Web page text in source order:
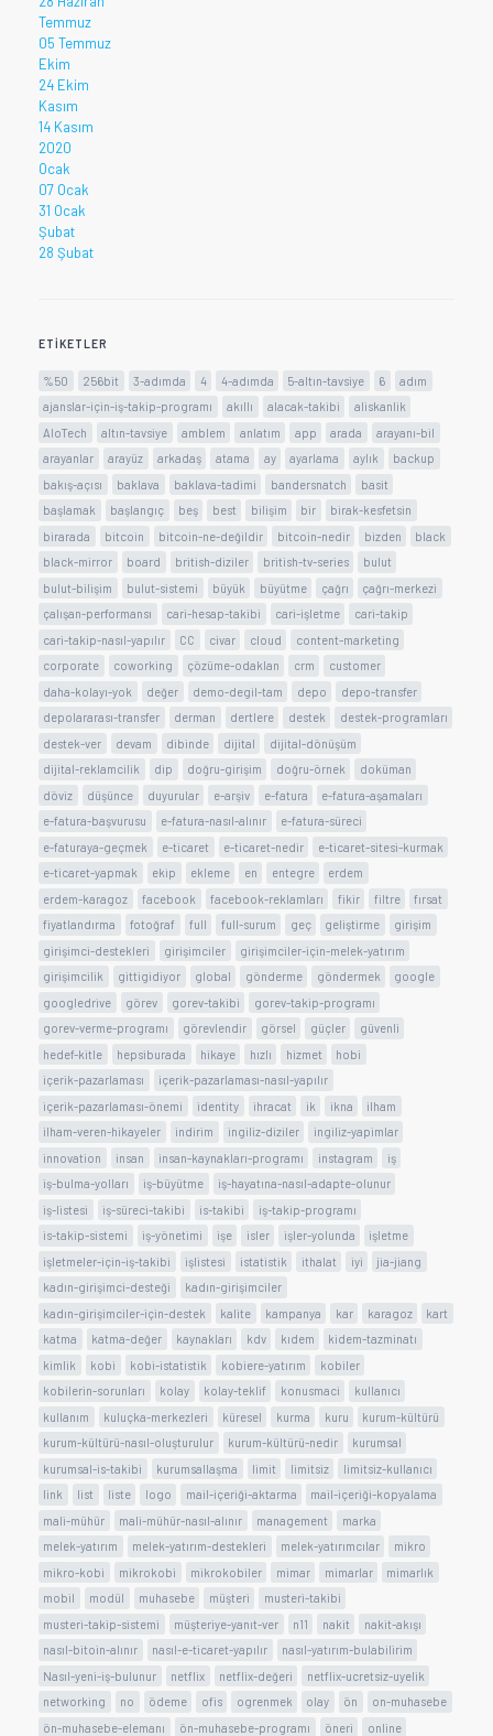
Temmuz
05 Temmuz
Ekim
24 Ekim
Kasım
14 Kasım
2020
Ocak
07 Ocak
31 Ocak
Şubat
28 Şubat
ETIKETLER
%50 256bit 3-adımda 4 4-adımda 5-altın-tavsiye 6
adım
ajanslar-için-iş-takip-programı
akıllı alacak-takibi
aliskanlik
AloTech
altın-tavsiye amblem anlatım app arada
arayanı-bil
arayanlar
arayüz arkadaş atama ay ayarlama aylık
backup
bakış-açısı
baklava baklava-tadimi bandersnatch
basit
başlamak
başlangıç beş best bilişim bir
birak-kesfetsin
birarada
bitcoin bitcoin-ne-değildir bitcoin-nedir bizden
black
black-mirror
board british-diziler british-tv-series
bulut
bulut-bilişim
bulut-sistemi büyük büyütme çağrı
çağrı-merkezi
çalışan-performansı
cari-hesap-takibi cari-işletme
cari-takip
cari-takip-nasıl-yapılır
CC civar cloud
content-marketing
corporate
coworking çözüme-odaklan crm
customer
daha-kolayı-yok
değer demo-degil-tam depo
depo-transfer
depolararası-transfer
derman dertlere destek
destek-programları
destek-ver
devam dibinde dijital
dijital-dönüşüm
dijital-reklamcilik
dip doğru-girişim doğru-örnek
doküman
döviz
düşünce duyurular e-arşiv e-fatura
e-fatura-aşamaları
e-fatura-başvurusu
e-fatura-nasıl-alınır
e-fatura-süreci
e-faturaya-geçmek
e-ticaret e-ticaret-nedir
e-ticaret-sitesi-kurmak
e-ticaret-yapmak
ekip ekleme en entegre
erdem
erdem-karagoz
facebook facebook-reklamları fikir filtre
fırsat
fiyatlandırma
fotoğraf full full-surum geç geliştirme
girişim
girişimci-destekleri
girişimciler
girişimciler-için-melek-yatırım
girişimcilik
gittigidiyor global gönderme göndermek
google
googledrive
görev gorev-takibi
gorev-takip-programı
gorev-verme-programı
görevlendir görsel güçler
güvenli
hedef-kitle
hepsiburada hikaye hızlı hizmet
hobi
içerik-pazarlaması
içerik-pazarlaması-nasıl-yapılır
içerik-pazarlaması-önemi
identity ihracat ik ikna
ilham
ilham-veren-hikayeler
indirim ingiliz-diziler
ingiliz-yapimlar
innovation
insan insan-kaynakları-programı instagram
iş
iş-bulma-yolları
iş-büyütme
iş-hayatına-nasıl-adapte-olunur
iş-listesi
iş-süreci-takibi is-takibi
iş-takip-programı
is-takip-sistemi
iş-yönetimi işe isler işler-yolunda
işletme
işletmeler-için-iş-takibi
işlistesi istatistik ithalat iyi
jia-jiang
kadın-girişimci-desteği
kadın-girişimciler
kadın-girişimciler-için-destek
kalite kampanya kar karagoz
kart
katma
katma-değer kaynakları kdv kıdem
kidem-tazminatı
kimlik
kobi kobi-istatistik kobiere-yatırım
kobiler
kobilerin-sorunları
kolay kolay-teklif konusmaci
kullanıcı
kullanım
kuluçka-merkezleri küresel kurma kuru
kurum-kültürü
kurum-kültürü-nasıl-oluşturulur
kurum-kültürü-nedir
kurumsal
kurumsal-is-takibi
kurumsallaşma limit limitsiz
limitsiz-kullanıcı
link
list liste logo mail-içeriği-aktarma
mail-içeriği-kopyalama
mali-mühür
mali-mühür-nasıl-alınır management
marka
melek-yatırım
melek-yatırım-destekleri melek-yatırımcılar
mikro
mikro-kobi
mikrokobi mikrokobiler mimar mimarlar
mimarlık
mobil
modül muhasebe müşteri
musteri-takibi
musteri-takip-sistemi
müşteriye-yanıt-ver n11 nakit
nakit-akışı
nasıl-bitoin-alınır
nasıl-e-ticaret-yapılır
nasıl-yatırım-bulabilirim
Nasıl-yeni-iş-bulunur
netflix netflix-değeri
netflix-ucretsiz-uyelik
networking
no ödeme ofis ogrenmek olay ön
on-muhasebe
ön-muhasebe-elemanı
ön-muhasebe-programı öneri
online